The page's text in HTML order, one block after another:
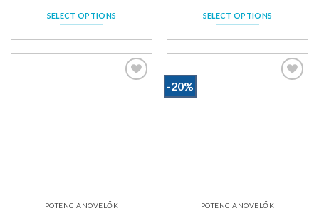
SELECT OPTIONS SELECT OPTIONS
POTENCIANÖVELŐK
-20%
POTENCIANÖVELŐK